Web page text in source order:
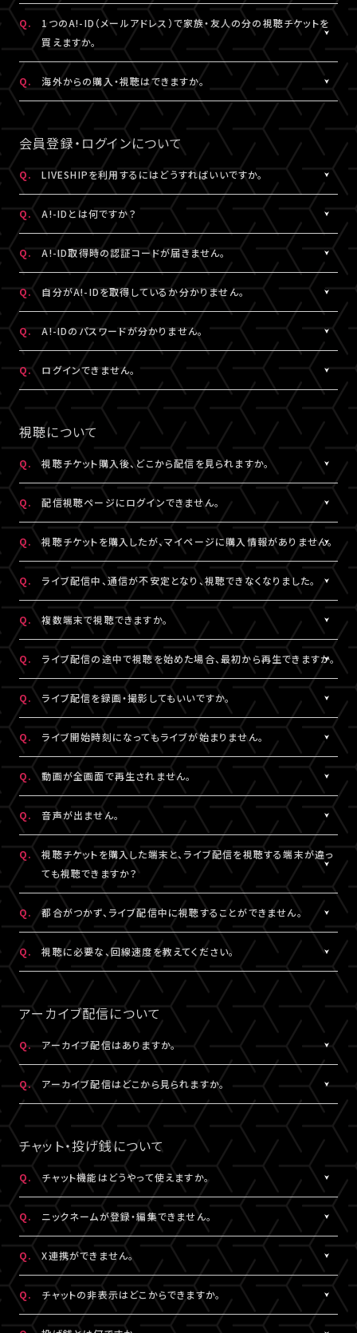
ません。
こちらより、クレジットカード決済を選択のうえ、改めてお手続きく
ださい。
※コンビニ決済のキャンセルには、15分ほどお時間がかかります。
※「決済取消中」のアイコンが表示されている間はお手続きができ
ません。
※コンビニにてご入金済みの場合は、変更できません。
認ください。
「決済完了のお知らせ」メールが届かない場合は、「マイページ」内
「チケット購入情報」にてご確認ください。
チケットご購入済みの場合は、「決済完了のお知らせ」メールが届
いていなくても、ライブ配信・アーカイブ配信は問題なくご視聴いた
だけます。
「チケット購入情報」に、チケットが表示されていない場合は、ご購
入いただけていない状態です。
改めてチケット販売ページより購入手続きをお願いいたします。
詳細を記載のうえ、こちら よりご連絡ください。
A.
▼コンビニ決済にて、よくあるエラー
「髙」・「﨑」のような環境依存文字をお名前にご使用された場合、
コンビニシステム側の仕様により、受付できないエラーが発生する
ことがあります。環境依存文字でご登録の場合は、マイページ「基
本情報」内「会員情報」より常用漢字などにご変更いただくか、クレ
ジットカード決済をご利用ください。
▼クレジットカード決済にて、よくあるエラー
クレジットカード番号やセキュリティコードなどの誤入力、有効期
限外、限度額超過などによるエラーの可能性がございます。今一度
ご確認のうえ、お手続きください。
上記に当てはまらないエラーの場合は、お手数ですが、エラー時の
状態など詳細を記載のうえ、 こちらよりお問い合わせください。
Q.
1つのA!-ID（メールアドレス）で家族・友人の分の視聴チケットを
買えますか。
A.
1つのA!-ID（メールアドレス）からご購入いただける視聴チケット
は、ご本人様の1枚分だけになります。ご視聴される方がそれぞれ
のA!-ID（メールアドレス）にて、視聴チケットを購入していただく必
要がございます。
※A!-IDについては［Q:A!-IDとは何ですか？］をご参照ください。
Q. 海外からの購入・視聴はできますか。
A.
原則、視聴チケットのご購入は可能です。
ご視聴については、推奨環境を満たしているかをご確認ください。
推奨環境を満たしていない場合は、ご視聴いただけない可能性が
あります。
また、各国の通信環境によりご視聴いただけない場合もございま
す。
上記ご了承のうえ、ご自身の判断にてご購入ください。
会員登録・ログインについて
Q. LIVESHIPを利用するにはどうすればいいですか。
LIVESHIPを利用するには、A!-ID（メールアドレス）が必要です。
LIVESHIPにアクセスし、A!-ID（メールアドレス）にてログインのう
え、会員登録を行ってください。
※A!-IDについては ［Q:A!-IDとは何ですか？］ をご参照ください。
Q. A!-IDとは何ですか？
A!-IDとは、アーティストにまつわる様々なサービスをご利用いただ
ける共通の会員ID（無料）です。
・「A!SMART」でグッズを購入されたことがある場合は、その際に
登録されたメールアドレスがA!-IDとなります。
・A!-IDが必要なファンクラブ会員の場合、そちらで登録・連携され
たメールアドレスがA!-IDとなります。
・A!-ID（メールアドレス）をお持ちでない方は、LIVESHIP会員登録
の過程で取得していただけます。
・お持ちのメールアドレスのA!-ID取得有無は、
より確認する
ことができます。
その他、A!-IDに関する詳細はこちらにてご確認ください。
Q. A!-ID取得時の認証コードが届きません。
ご入力いただいたメールアドレス宛に【@liveship.tokyo】ドメイ
ンから、認証コードをお知らせするメールを配信しております。
“迷惑メール”として自動振り分け・受信拒否されていないかご確
認ください。
※認証コードは発行より10分間有効です。
※未着の場合、改めて新規取得からお手続きください。
※複数回発行された場合は、一番新しい認証コードをご利用くだ
さい。
Q. 自分がA!-IDを取得しているか分かりません。
お持ちのメールアドレスのA!-ID取得有無は、こちら
より確認するこ
とができます。
※すでに「A!SMART」をご利用の方はA!-IDの取得が完了していま
す。ご利用のA!-ID（メールアドレス）とパスワードでログインくださ
い。
※A!-IDが必要なファンクラブ会員の場合、そちらで登録・連携され
たメールアドレスがA!-IDとなります。
Q. A!-IDのパスワードが分かりません。
パスワードをお忘れの場合は、こちら
よりパスワード再設定を行え
ます。
Q. ログインできません。
LIVESHIPにご登録のA!-ID（メールアドレス）とパスワードをご入
力ください。
※パスワードをお忘れの場合は、
こちら
よりパスワード再設定を行
えます。
▼以下もあわせてご確認ください。
1.ご登録のA!-ID（メールアドレス）とは別のメールアドレスをご利
用になっていませんか？
2.推奨環境からお試しいただいていますか？
ご利用の環境が推奨環境でない場合、正常にページ遷移ができな
い可能性がございます。推奨環境はこちら
よりご確認ください。
スマートフォン、タブレットをご利用の場合、LINEやメール等のアプ
リ内ブラウジングではなく、指定のブラウザ（iPhone・iPadの場合
は「Safari」、Androidの場合は「Chrome」）で当サービスをご利
用ください。
3.全て半角英数で入力できていますか？
必ず半角数字でご入力ください。全角入力ではログインできませ
4.スペースが入っていませんか？
入力の際、前後にスペースが入っていないかご確認ください。不要
なスペースを入れると認証されませんので、ご注意ください。
5.キーボードのNum Lock（ナムロック）が押されていませんか？
ノートパソコンをご利用の方は、Num Lockキーが外れた状態で行
ってください。
視聴について
Q. 視聴チケット購入後、どこから配信を見られますか。
A.
LIVESHIPにてチケットを購入の場合、配信視聴ページにログイン
のうえ、ご視聴いただけます。
配信視聴ページは、各公演のチケット販売ページ、「マイページ」
内「チケット購入情報」よりアクセスいただけます。
※「決済完了のお知らせ」メールでもご案内しております。
※アーカイブ配信がある場合、同じページからご視聴いただけま
す。
※コンビニ決済にてお申込みをされている場合、お支払い（ご入
金）完了後にご視聴いただけます。
Q. 配信視聴ページにログインできません。
A.
配信視聴ページにログインいただくには視聴チケットをご購入さ
れたA!-ID（メールアドレス）と、ご自身で設定したパスワードをご入
力ください。
※パスワードをお忘れの場合は、 こちらよりパスワード再設定を行
えます。
▼以下もあわせてご確認ください。
1.ご登録のA!-ID（メールアドレス）とは別のメールアドレスをご利
用になっていませんか？
2.推奨環境からお試しいただいていますか？
ご利用の環境が推奨環境でない場合、正常にページ遷移ができな
い可能性がございます。推奨環境はこちらよりご確認ください。
スマートフォン、タブレットをご利用の場合、LINEやメール等のアプ
リ内ブラウジングではなく、指定のブラウザ（iPhone・iPadの場合
は「Safari」、Androidの場合は「Chrome」）で当サービスをご利
用ください。
3.全て半角英数で入力できていますか？
必ず半角数字でご入力ください。全角入力ではログインできませ
ん。
4.スペースが入っていませんか？
入力の際、前後にスペースが入っていないかご確認ください。不要
なスペースを入れると認証されませんので、ご注意ください。
5.キーボードのNum Lock（ナムロック）が押されていませんか？
ノートパソコンをご利用の方は、Num Lockキーが外れた状態で行
ってください。
Q. 視聴チケットを購入したが、マイページに購入情報がありません。
A.
視聴チケットをご購入されたA!-ID（メールアドレス）と、異なるA!-
ID（メールアドレス）でログインされている可能性がございます。
画面右上からログアウトしていただき、@以降が異なるなど、ご利
用されているメールアドレスをご確認のうえ、改めてログインをお
試しください。
※「決済完了のお知らせ」メールをお受取りいただいているA!-
ID（メールアドレス）にてログインしてください。
Q. ライブ配信中、通信が不安定となり、視聴できなくなりました。
A.
本配信の視聴には高速・大容量のデータ通信が必要となります。
有線接続、もしくはWi-Fiのご利用を推奨いたします。お客様の視聴
環境に伴う閲覧の不具合に関しては、当サービスは一切の責任を
負いかねます。
Q. 複数端末で視聴できますか。
A.
チケット1枚につき1端末まで視聴可能となっております。
複数端末でのログインが検知された場合には、一方の端末がログ
アウトされます。
Q. ライブ配信の途中で視聴を始めた場合、最初から再生できますか。
A.
ライブ配信の途中からご利用の場合は、視聴開始された時点から
の再生となります。
Q. ライブ配信を録画・撮影してもいいですか。
A.
原則、カメラ・スマートフォンなどによる画面録画・撮影・録音は禁
止いたします。
ただし各配信で別途案内があった場合はこれに限りません。
録画・撮影・録音を許可する案内のない配信でSNSや動画サイトな
どへの無断転載・共有を行った場合、法的責任に問われる場合が
ございます。
Q. ライブ開始時刻になってもライブが始まりません。
A.
リロード（再読み込み）をお試しいただき、視聴ページを更新してく
ださい。
※リロード（再読み込み）方法はご利用端末により異なります。
Q. 動画が全画面で再生されません。
A.
視聴画面の右下にある四角いボタンを押すと、全画面での表示に
切り替わります。 全画面での視聴中に同じボタンを押すと、元の画
面サイズに戻ります。
Q. 音声が出ません。
A.
視聴ページの動画配信プレイヤーがミュート（消音）になっていな
いかをご確認ください。
また、ご利用の端末がマナーモードになっていないか、音量設定が
小さくなっていないかをご確認ください。
Q.
視聴チケットを購入した端末と、ライブ配信を視聴する端末が違っ
ても視聴できますか？
A.
視聴チケットをご購入いただいた際と同じA!-ID（メールアドレス）・
パスワードでログインいただければ、端末が違ってもご視聴いただ
けます。
ライブ配信を視聴する端末が推奨環境であることをご確認のうえ、
事前にサンプル動画の映像と音声が正常に再生できることをご確
認ください。
Q. 都合がつかず、ライブ配信中に視聴することができません。
A.
アーカイブ配信がある場合は、視聴チケットをお持ちの方に限りご
視聴いただけます。
公演によってはアーカイブ配信のみの視聴でも視聴チケットのご
購入が可能です。券種や決済方法により販売期間や販売価格など
が異なります。
Q. 視聴に必要な、回線速度を教えてください。
LIVESHIPの配信をより良い画質でご覧いただくには、インターネ
ットの安定した接続速度 (以下の表を参照) を確保していただくこ
とをお勧めします。
QUALITY
（解像度）
必要速度 推奨速度
1080P 15Mbps以上 20Mbps以上
720P 6Mbps以上 9Mbps以上
480P 2Mbps以上 3Mbps以上
360P 0.8Mbps以上 1.2Mbps以上
解像度が選択できる推奨ブラウザは下記のとおりです。
Windows：Chrome、Firefox、Edge
Mac：Chrome、Firefox
アーカイブ配信について
Q. アーカイブ配信はありますか。
A.
公演により異なります。
アーカイブ配信がある場合は、視聴チケットをお持ちの方に限りご
視聴いただけます。
公演によってはアーカイブ配信のみの視聴でも視聴チケットのご
購入が可能です。券種や決済方法により販売期間や販売価格など
が異なります。
Q. アーカイブ配信はどこから見られますか。
A.
アーカイブ配信がある場合は、ライブ配信と同じ配信視聴ページ
でご視聴いただけます。
配信視聴ページは、各公演のチケット販売ページ、「マイページ
内「チケット購入情報」よりアクセスいただけます。
※「決済完了のお知らせ」メールでもご案内しております。
チャット・投げ銭について
Q. チャット機能はどうやって使えますか。
A.
ライブ配信中にご利用いただけるサービスです。
ただし、公演によってはチャット機能をご利用いただけない場合が
あります。
詳細はチケット販売ページでご確認ください。
Q. ニックネームが登録・編集できません。
A.
チャットをするには、ニックネームの設定が必要です。
ニックネームは「マイページ
」内「投稿設定」にて登録・変更が可能
です。
絵文字・機種依存文字等が含まれている場合は登録できませんの
でご注意ください。
Q. X連携ができません。
A. X連携は「マイページ」内「投稿設定」にて設定が可能です。
詳しくは こちらをご確認ください。
※X連携は配信視聴ページからも設定いただけます。
Q. チャットの非表示はどこからできますか。
A. チャット欄下部の「チャットを非表示」（スマートフォンではチャット